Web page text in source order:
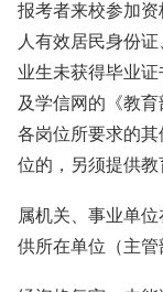
报考者来校参加
人有效居民身份
业生未获得毕业
及学信网的《教
各岗位所要求的
位的，另须提供教
属机关、事业单
供所在单位（主管